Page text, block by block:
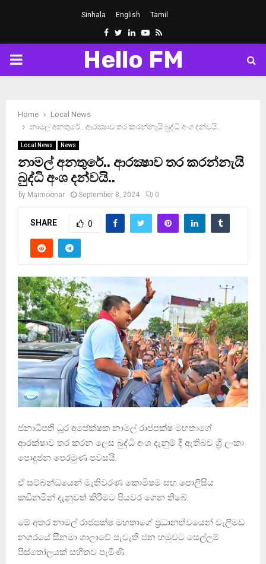
Sinhala English Tamil
Facebook
Twitter
LinkedinYoutube
Rss
PRIMARY
Hello FM
Home
Local News
නාමල් අනතුරේ.. ආරක්‍ෂාව තර කරන්නැයි බුද්ධි අංශ දන්වයි..
Local News News
නාමල් අනතුරේ.. ආරක්‍ෂාව තර කරන්නැයි
බුද්ධි අංශ දන්වයි..
by Maimoonar September 8, 2024 0
SHARE 0
ජනාධිපති ධූර අපේක්ෂක නාමල් රාජපක්ෂ මහතාගේ
ආරක්ෂාව තර කරන ලෙස බුද්ධි අංශ දැනුම් දී ඇතිබව ශ්‍රී ලංකා
පොදුජන පෙරමුණ පවසයි.
ඒ සම්බන්ධයෙන් මැතිවරණ කොමිෂම සහ පොලිසිය
කඩිනමින් දැනුවත් කිරීමට පියවර ගෙන තිබේ.
මේ අතර නාමල් රාජපක්ෂ මහතාගේ ප්‍රධානත්වයෙන් වැලිමඩ
නගරයේ සිනමා ශාලාවේ පැවැති ජන හමුවට සෙල්ලම්
පිස්තෝලයක් සහිතව පැමිණි